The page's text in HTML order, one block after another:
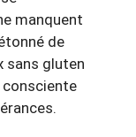
manquent
de
sans gluten
consciente